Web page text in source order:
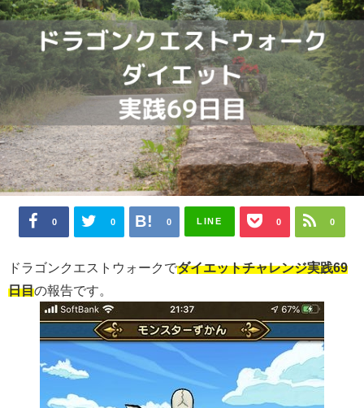
0 0 0 LINE 0 0
ドラゴンクエストウォークでダイエットチャレンジ実践69
日目の報告です。